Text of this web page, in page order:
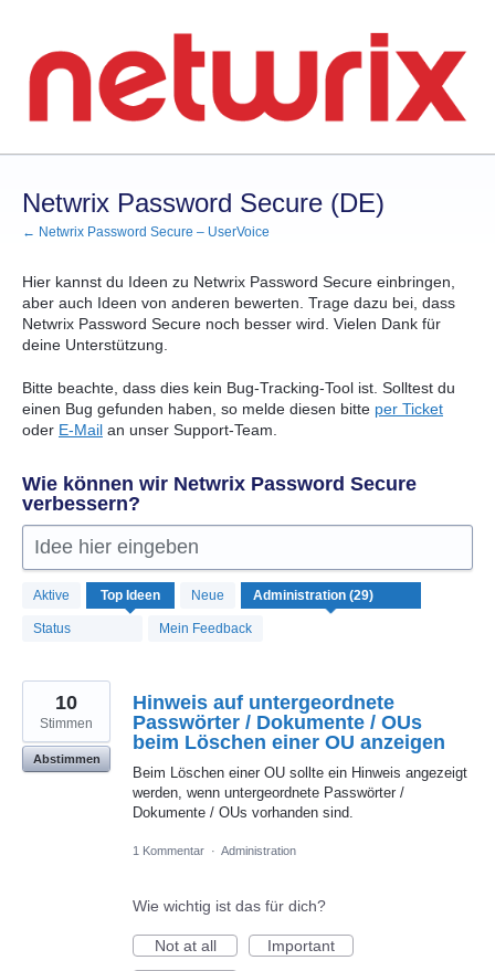
springen
Netwrix Password Secure (DE)
← Netwrix Password Secure – UserVoice
Hier kannst du Ideen zu Netwrix Password Secure einbringen,
aber auch Ideen von anderen bewerten. Trage dazu bei, dass
Netwrix Password Secure noch besser wird. Vielen Dank für
deine Unterstützung.
Bitte beachte, dass dies kein Bug-Tracking-Tool ist. Solltest du
einen Bug gefunden haben, so melde diesen bitte per Ticket
oder E-Mail an unser Support-Team.
Wie können wir Netwrix Password Secure
verbessern?
Idee hier eingeben
Aktive Top Ideen Neue
Status Mein Feedback
29
gefundene
Ergebnisse
Hinweis auf untergeordnete
Passwörter / Dokumente / OUs
beim Löschen einer OU anzeigen
Beim Löschen einer OU sollte ein Hinweis angezeigt
werden, wenn untergeordnete Passwörter /
Dokumente / OUs vorhanden sind.
10
Stimmen
Abstimmen
1 Kommentar · Administration
Wie wichtig ist das für dich?
Not at all
Important